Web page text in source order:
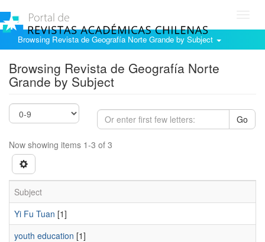
Browsing Revista de Geografía Norte Grande by Subject
Browsing Revista de Geografía Norte
Grande by Subject
Go
Now showing items 1-3 of 3
Subject
Yi Fu Tuan [1]
youth education [1]